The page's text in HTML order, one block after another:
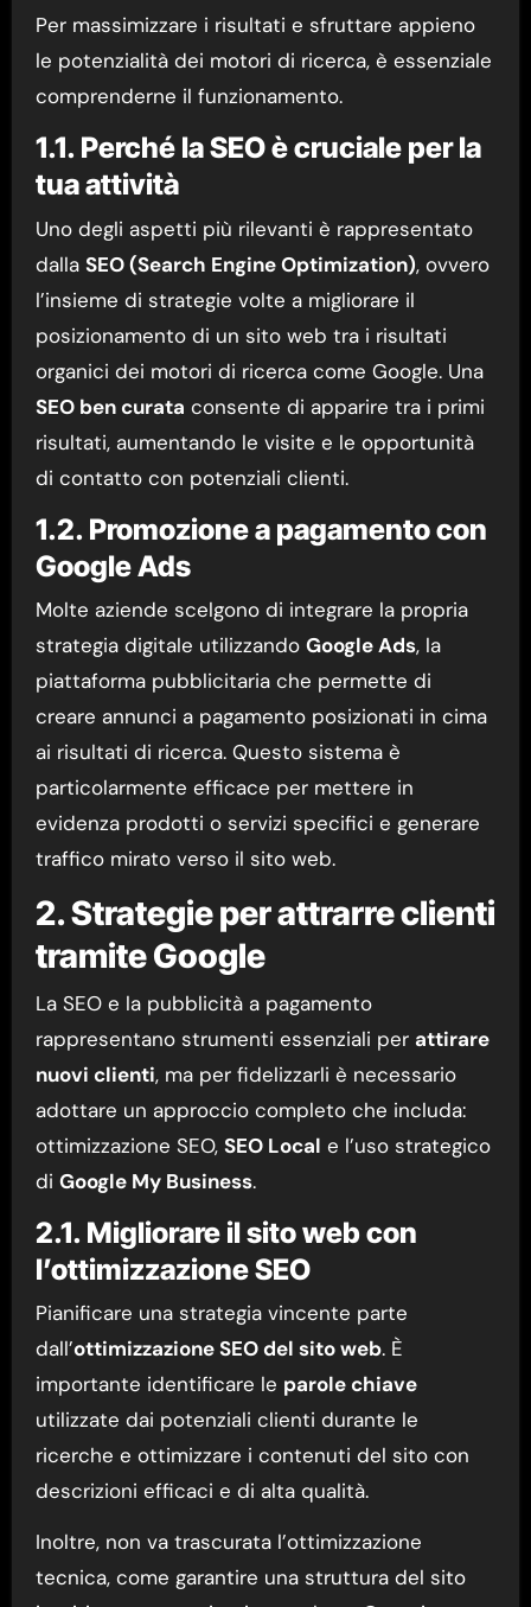
Per massimizzare i risultati e sfruttare appieno
le potenzialità dei motori di ricerca, è essenziale
comprenderne il funzionamento.
1.1. Perché la SEO è cruciale per la
tua attività
Uno degli aspetti più rilevanti è rappresentato
dalla SEO (Search Engine Optimization), ovvero
l’insieme di strategie volte a migliorare il
posizionamento di un sito web tra i risultati
organici dei motori di ricerca come Google. Una
SEO ben curata consente di apparire tra i primi
risultati, aumentando le visite e le opportunità
di contatto con potenziali clienti.
1.2. Promozione a pagamento con
Google Ads
Molte aziende scelgono di integrare la propria
strategia digitale utilizzando Google Ads, la
piattaforma pubblicitaria che permette di
creare annunci a pagamento posizionati in cima
ai risultati di ricerca. Questo sistema è
particolarmente efficace per mettere in
evidenza prodotti o servizi specifici e generare
traffico mirato verso il sito web.
2. Strategie per attrarre clienti
tramite Google
La SEO e la pubblicità a pagamento
rappresentano strumenti essenziali per attirare
nuovi clienti, ma per fidelizzarli è necessario
adottare un approccio completo che includa:
ottimizzazione SEO, SEO Local e l’uso strategico
di Google My Business.
2.1. Migliorare il sito web con
l’ottimizzazione SEO
Pianificare una strategia vincente parte
dall’ottimizzazione SEO del sito web. È
importante identificare le parole chiave
utilizzate dai potenziali clienti durante le
ricerche e ottimizzare i contenuti del sito con
descrizioni efficaci e di alta qualità.
Inoltre, non va trascurata l’ottimizzazione
tecnica, come garantire una struttura del sito